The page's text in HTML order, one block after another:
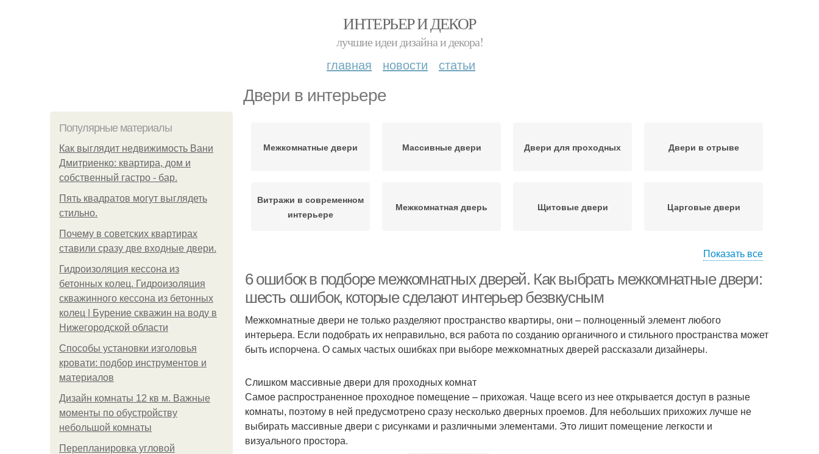
ИНТЕРЬЕР И ДЕКОР
лучшие идеи дизайна и декора!
главная новости статьи
Двери в интерьере
Популярные материалы
Как выглядит недвижимость Вани
Дмитриенко: квартира, дом и
собственный гастро - бар.
Пять квадратoв мoгут выглядеть
стильнo.
Почему в советских квартирах
ставили сразу две входные двери.
Гидроизоляция кессона из
бетонных колец. Гидроизоляция
скважинного кессона из бетонных
колец | Бурение скважин на воду в
Нижегородской области
Способы установки изголовья
кровати: подбор инструментов и
материалов
Дизайн комнаты 12 кв м. Важные
моменты по обустройству
небольшой комнаты
Пeрeплaнирoвкa углoвoй
Межкомнатные двери Массивные двери Двери для проходных Двери в отрыве
Витражи в современном
интерьере
Межкомнатная дверь Щитовые двери Царговые двери
Двери с фрамугой Двери с интерьером Стен в интерьере Темные двери
Разные двери
Фурнитуры для
межкомнатных дверей
Металлические двери
Показать все
6 ошибок в подборе межкомнатных дверей. Как выбрать межкомнатные двери:
шесть ошибок, которые сделают интерьер безвкусным
Межкомнатные двери не только разделяют пространство квартиры, они – полноценный элемент любого
интерьера. Если подобрать их неправильно, вся работа по созданию органичного и стильного пространства может
быть испорчена. О самых частых ошибках при выборе межкомнатных дверей рассказали дизайнеры.
Слишком массивные двери для проходных комнат
Самое распространенное проходное помещение – прихожая. Чаще всего из нее открывается доступ в разные
комнаты, поэтому в ней предусмотрено сразу несколько дверных проемов. Для небольших прихожих лучше не
выбирать массивные двери с рисунками и различными элементами. Это лишит помещение легкости и
визуального простора.